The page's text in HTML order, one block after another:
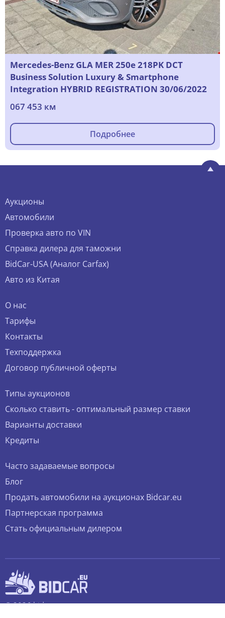
Mercedes-Benz GLA MER 250e 218PK DCT
Business Solution Luxury & Smartphone
Integration HYBRID REGISTRATION 30/06/2022
067 453 км
Подробнее
Аукционы
Автомобили
Проверка авто по VIN
Справка дилера для таможни
BidCar-USA (Аналог Carfax)
Авто из Китая
О нас
Тарифы
Контакты
Техподдержка
Договор публичной оферты
Типы аукционов
Сколько ставить - оптимальный размер ставки
Варианты доставки
Кредиты
Часто задаваемые вопросы
Блог
Продать автомобили на аукционах Bidcar.eu
Партнерская программа
Стать официальным дилером
© 2026 bidcar.eu